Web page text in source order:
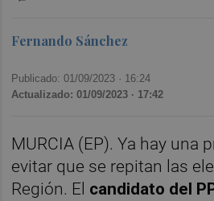
Fernando Sánchez
Publicado: 01/09/2023 · 16:24
Actualizado: 01/09/2023 · 17:42
MURCIA (EP). Ya hay una
evitar que se repitan las
Región. El candidato del